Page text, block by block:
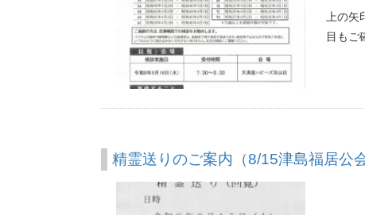
上の
目もご
精霊送りのご案内（8/15津島福居公